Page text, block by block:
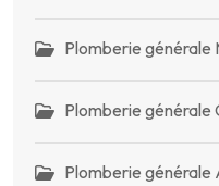
Plomberie générale
Plomberie générale
Plomberie générale